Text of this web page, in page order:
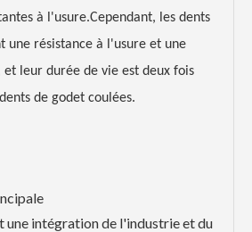
à l'usure.Cependant, les dents
une résistance à l'usure et une
et leur durée de vie est deux fois
de godet coulées.
une intégration de l'industrie et du